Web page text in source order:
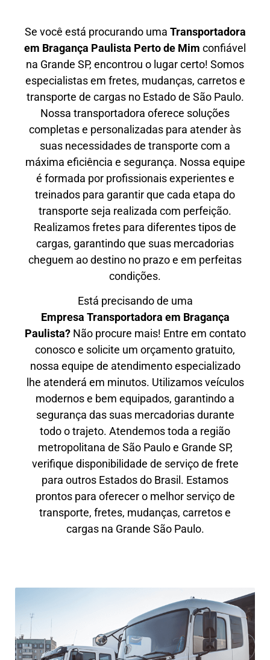
Se você está procurando uma Transportadora
em Bragança Paulista Perto de Mim confiável
na Grande SP, encontrou o lugar certo! Somos
especialistas em fretes, mudanças, carretos e
transporte de cargas no Estado de São Paulo.
Nossa transportadora oferece soluções
completas e personalizadas para atender às
suas necessidades de transporte com a
máxima eficiência e segurança. Nossa equipe
é formada por profissionais experientes e
treinados para garantir que cada etapa do
transporte seja realizada com perfeição.
Realizamos fretes para diferentes tipos de
cargas, garantindo que suas mercadorias
cheguem ao destino no prazo e em perfeitas
condições.
Está precisando de uma
Empresa Transportadora em Bragança
Paulista?Não procure mais! Entre em contato
conosco e solicite um orçamento gratuito,
nossa equipe de atendimento especializado
lhe atenderá em minutos. Utilizamos veículos
modernos e bem equipados, garantindo a
segurança das suas mercadorias durante
todo o trajeto. Atendemos toda a região
metropolitana de São Paulo e Grande SP,
verifique disponibilidade de serviço de frete
para outros Estados do Brasil. Estamos
prontos para oferecer o melhor serviço de
transporte, fretes, mudanças, carretos e
cargas na Grande São Paulo.